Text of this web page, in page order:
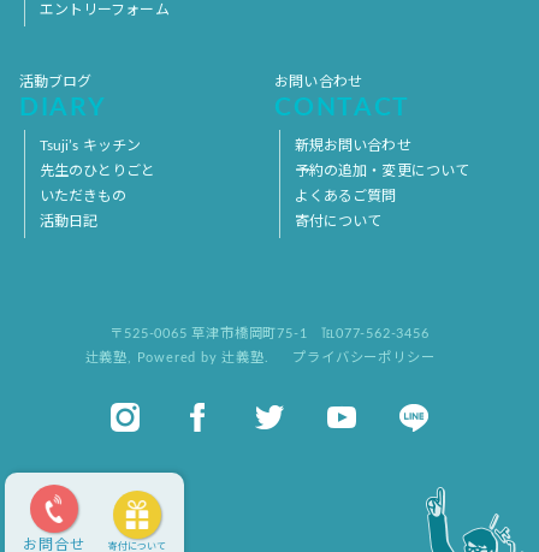
お問合せ 寄付について
エントリーフォーム
活動ブログ
DIARY
Tsuji’s キッチン
先生のひとりごと
いただきもの
活動日記
お問い合わせ
CONTACT
新規お問い合わせ
予約の追加・変更について
よくあるご質問
寄付について
〒525-0065 草津市橋岡町75-1
℡077-562-3456
辻義塾
Powered by 辻義塾. プライバシーポリシー